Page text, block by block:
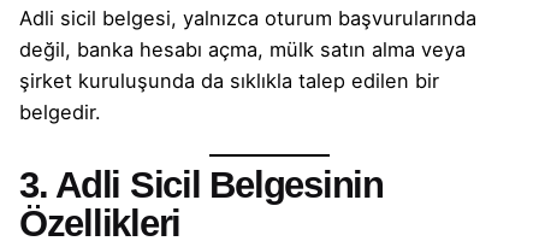
Adli sicil belgesi, yalnızca oturum başvurularında
değil, banka hesabı açma, mülk satın alma veya
şirket kuruluşunda da sıklıkla talep edilen bir
belgedir.
3. Adli Sicil Belgesinin
Özellikleri